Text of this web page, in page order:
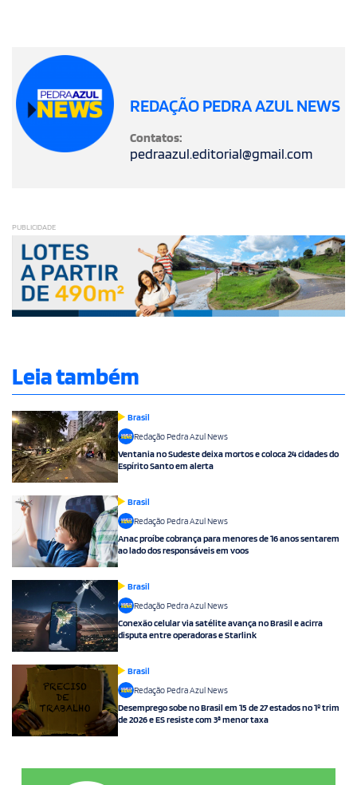
REDAÇÃO PEDRA AZUL NEWS
Contatos:
pedraazul.editorial@gmail.com
PUBLICIDADE
Leia também
Brasil
Redação Pedra Azul News
Ventania no Sudeste deixa mortos e coloca 24 cidades do
Espírito Santo em alerta
Brasil
Redação Pedra Azul News
Anac proíbe cobrança para menores de 16 anos sentarem
ao lado dos responsáveis em voos
Brasil
Redação Pedra Azul News
Conexão celular via satélite avança no Brasil e acirra
disputa entre operadoras e Starlink
Brasil
Redação Pedra Azul News
Desemprego sobe no Brasil em 15 de 27 estados no 1º trim
de 2026 e ES resiste com 3ª menor taxa